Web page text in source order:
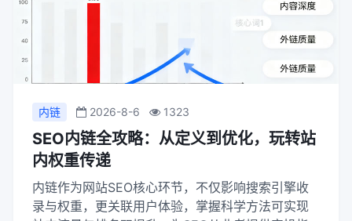
内链 2026-8-6 1323
SEO内链全攻略：从定义到优化，玩转站
内权重传递
内链作为网站SEO核心环节，不仅影响搜索引擎收
录与权重，更关联用户体验，掌握科学方法可实现